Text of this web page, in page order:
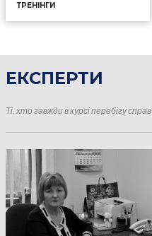
ТРЕНІНГИ
ЕКСПЕРТИ
Ті, хто завжди в курсі перебігу справ